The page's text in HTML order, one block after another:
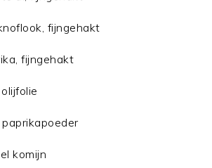
fijngehakt
fijngehakt
komijn